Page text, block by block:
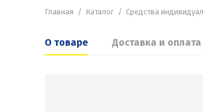
Главная Каталог Средства
О товаре Доставка и оплата